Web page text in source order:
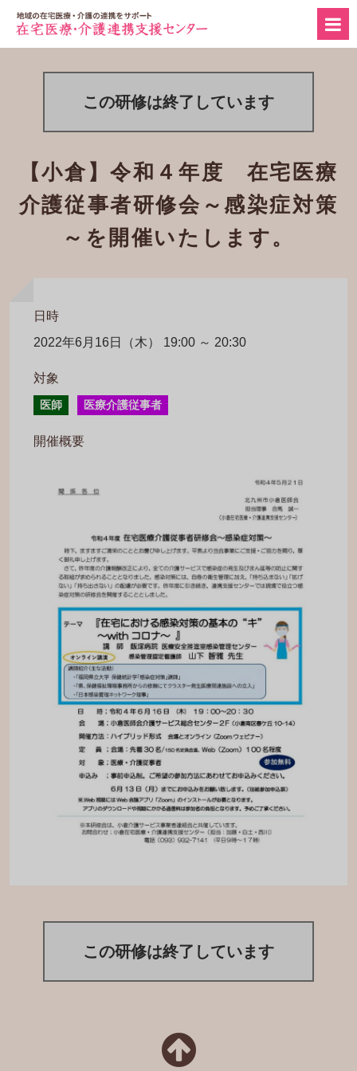
この研修は終了しています
【小倉】令和４年度 在宅医療
介護従事者研修会～感染症対策
～を開催いたします。
日時
2022年6月16日（木） 19:00 ～ 20:30
対象
医師 医療介護従事者
開催概要
この研修は終了しています